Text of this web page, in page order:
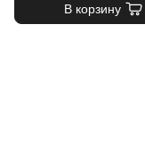
В корзину